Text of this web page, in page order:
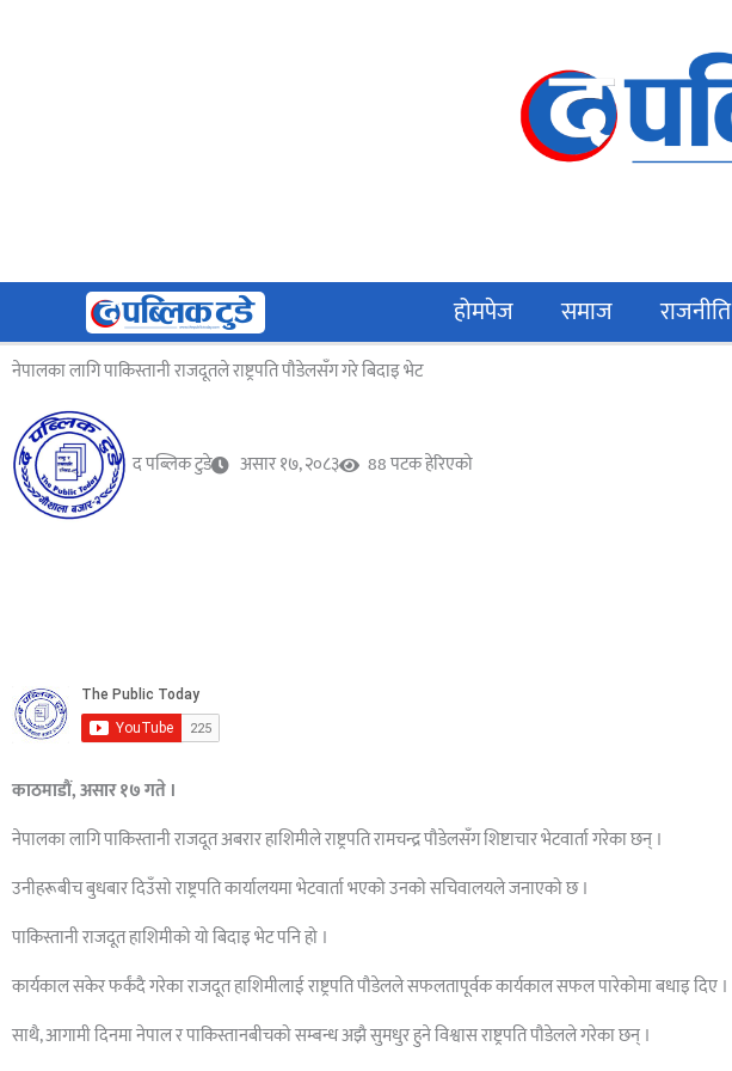
होमपेज समाज राजनीति
नेपालका लागि पाकिस्तानी राजदूतले राष्ट्रपति पौडेलसँग गरे बिदाइ भेट
द पब्लिक टुडे असार १७, २०८३ 88 पटक हेरिएको
काठमाडौं, असार १७ गते ।
नेपालका लागि पाकिस्तानी राजदूत अबरार हाशिमीले राष्ट्रपति रामचन्द्र पौडेलसँग शिष्टाचार भेटवार्ता गरेका छन् ।
उनीहरूबीच बुधबार दिउँसो राष्ट्रपति कार्यालयमा भेटवार्ता भएको उनको सचिवालयले जनाएको छ ।
पाकिस्तानी राजदूत हाशिमीको यो बिदाइ भेट पनि हो ।
कार्यकाल सकेर फर्कंदै गरेका राजदूत हाशिमीलाई राष्ट्रपति पौडेलले सफलतापूर्वक कार्यकाल सफल पारेकोमा बधाइ दिए ।
साथै, आगामी दिनमा नेपाल र पाकिस्तानबीचको सम्बन्ध अझै सुमधुर हुने विश्वास राष्ट्रपति पौडेलले गरेका छन् ।